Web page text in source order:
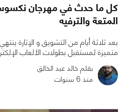
كل ما حدث في مهرجان
المتعة والترفيه
بعد ثلاثة أيام من التشويق و الإثارة
متميزة لمستقبل بطولات الألعاب
بقلم خالد عبد الخالق
منذ 6 سنوات